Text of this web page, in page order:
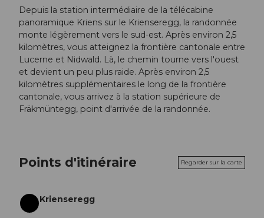
Depuis la station intermédiaire de la télécabine
panoramique Kriens sur le Krienseregg, la randonnée
monte légèrement vers le sud-est. Après environ 2,5
kilomètres, vous atteignez la frontière cantonale entre
Lucerne et Nidwald. Là, le chemin tourne vers l'ouest
et devient un peu plus raide. Après environ 2,5
kilomètres supplémentaires le long de la frontière
cantonale, vous arrivez à la station supérieure de
Fräkmüntegg, point d'arrivée de la randonnée.
Points d'itinéraire Regarder sur la carte
Départ
Krienseregg